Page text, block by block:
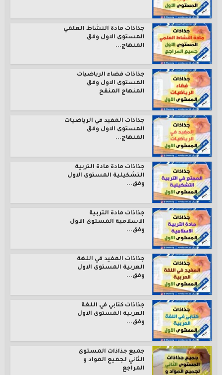
جذاذات مادة النشاط العلمي
المستوى الاول وفق
المنهاج...
جذاذات فضاء الرياضيات
المستوى الاول وفق
المنهاج المنقح
جذاذات المفيد في الرياضيات
المستوى الاول وفق
المنهاج...
جذاذات مادة مادة التربية
التشكيلية المستوى الاول
وفق...
جذاذات مادة التربية
الاسلامية المستوى الاول
وفق...
جذاذات المفيد في اللغة
العربية المستوى الاول
وفق...
جذاذات كتابي في اللغة
العربية المستوى الاول
وفق...
جميع جذاذات المستوى
الثاني لجميع المواد و
المراجع